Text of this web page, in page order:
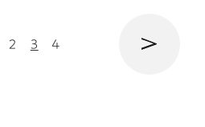
2 3 4 次